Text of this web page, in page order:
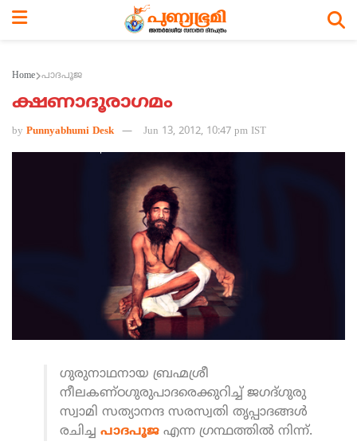
Home പാദപൂജ
ക്ഷണാദൂരാഗമം
by Punnyabhumi Desk Jun 13, 2012, 10:47 pm IST
ഗുരുനാഥനായ ബ്രഹ്മശ്രീ
നീലകണ്ഠഗുരുപാദരെക്കുറിച്ച് ജഗദ്ഗുരു
സ്വാമി സത്യാനന്ദ സരസ്വതി തൃപ്പാദങ്ങള്‍
രചിച്ച പാദപൂജ എന്ന ഗ്രന്ഥത്തില്‍ നിന്ന്.